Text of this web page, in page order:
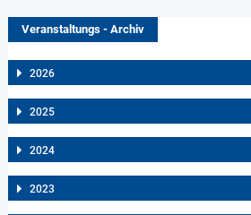
Veranstaltungs - Archiv
2026
2025
2024
2023